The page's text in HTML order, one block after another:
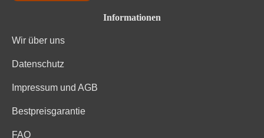
Informationen
Wir über uns
Datenschutz
Impressum und AGB
Bestpreisgarantie
FAQ